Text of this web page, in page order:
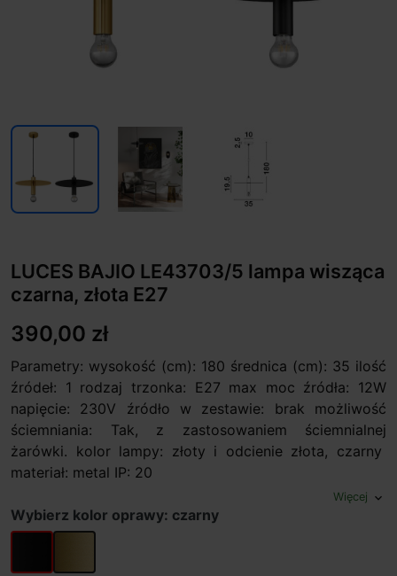
LUCES BAJIO LE43703/5 lampa wisząca
czarna, złota E27
390,00 zł
Parametry: wysokość (cm): 180 średnica (cm): 35 ilość
źródeł: 1 rodzaj trzonka: E27 max moc źródła: 12W
napięcie: 230V źródło w zestawie: brak możliwość
ściemniania: Tak, z zastosowaniem ściemnialnej
żarówki. kolor lampy: złoty i odcienie złota, czarny
materiał: metal IP: 20
Więcej expand_more
Wybierz kolor oprawy: czarny
czarnyzłoty